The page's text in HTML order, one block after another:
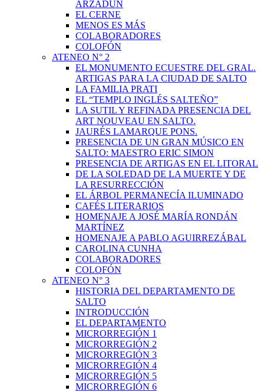
ARZADUN
EL CERNE
MENOS ES MÁS
COLABORADORES
COLOFÓN
ATENEO N° 2
EL MONUMENTO ECUESTRE DEL GRAL.
ARTIGAS PARA LA CIUDAD DE SALTO
LA FAMILIA PRATI
EL “TEMPLO INGLÉS SALTEÑO”
LA SUTIL Y REFINADA PRESENCIA DEL
ART NOUVEAU EN SALTO.
JAURÉS LAMARQUE PONS.
PRESENCIA DE UN GRAN MÚSICO EN
SALTO: MAESTRO ERIC SIMON
PRESENCIA DE ARTIGAS EN EL LITORAL
DE LA SOLEDAD DE LA MUERTE Y DE
LA RESURRECCIÓN
EL ÁRBOL PERMANECÍA ILUMINADO
CAFÉS LITERARIOS
HOMENAJE A JOSÉ MARÍA RONDÁN
MARTÍNEZ
HOMENAJE A PABLO AGUIRREZÁBAL
CAROLINA CUNHA
COLABORADORES
COLOFÓN
ATENEO N° 3
HISTORIA DEL DEPARTAMENTO DE
SALTO
INTRODUCCIÓN
EL DEPARTAMENTO
MICRORREGIÓN 1
MICRORREGIÓN 2
MICRORREGIÓN 3
MICRORREGIÓN 4
MICRORREGIÓN 5
MICRORREGIÓN 6